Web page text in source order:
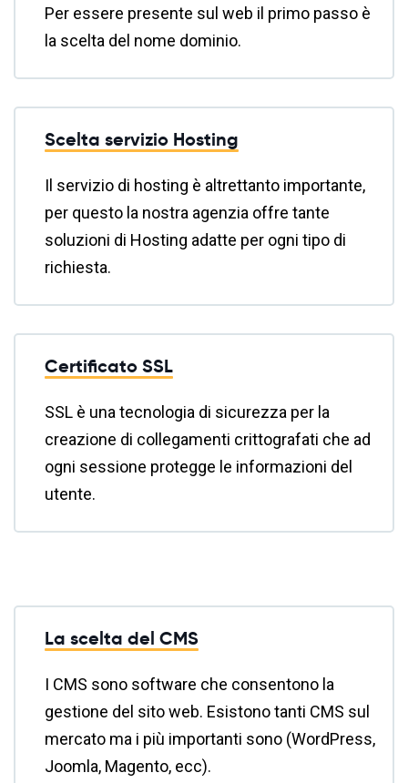
Per essere presente sul web il primo passo è
la scelta del nome dominio.
Scelta servizio Hosting
Il servizio di hosting è altrettanto importante,
per questo la nostra agenzia offre tante
soluzioni di Hosting adatte per ogni tipo di
richiesta.
Certificato SSL
SSL è una tecnologia di sicurezza per la
creazione di collegamenti crittografati che ad
ogni sessione protegge le informazioni del
utente.
La scelta del CMS
I CMS sono software che consentono la
gestione del sito web. Esistono tanti CMS sul
mercato ma i più importanti sono (WordPress,
Joomla, Magento, ecc).